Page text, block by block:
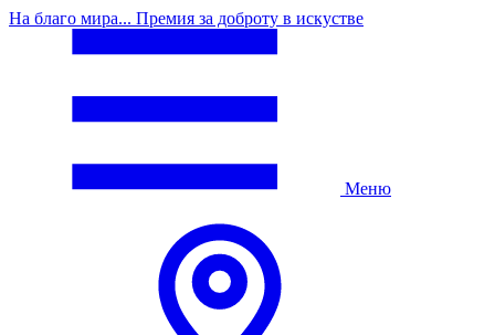
На благо мира... Премия за доброту в искустве
Меню